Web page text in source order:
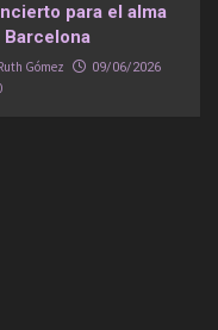
para el alma
Barcelona
Gómez 09/06/2026